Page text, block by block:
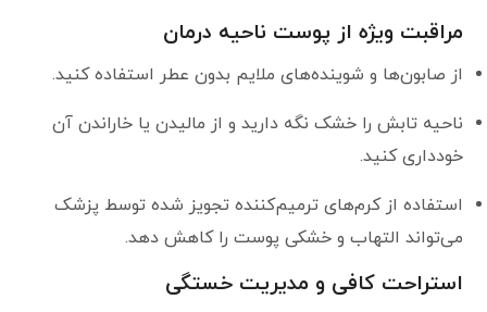
مراقبت ویژه از پوست ناحیه درمان
از صابون‌ها و شوینده‌های ملایم بدون عطر استفاده کنید.
ناحیه تابش را خشک نگه دارید و از مالیدن یا خاراندن آن
خودداری کنید.
استفاده از کرم‌های ترمیم‌کننده تجویز شده توسط پزشک
می‌تواند التهاب و خشکی پوست را کاهش دهد.
استراحت کافی و مدیریت خستگی